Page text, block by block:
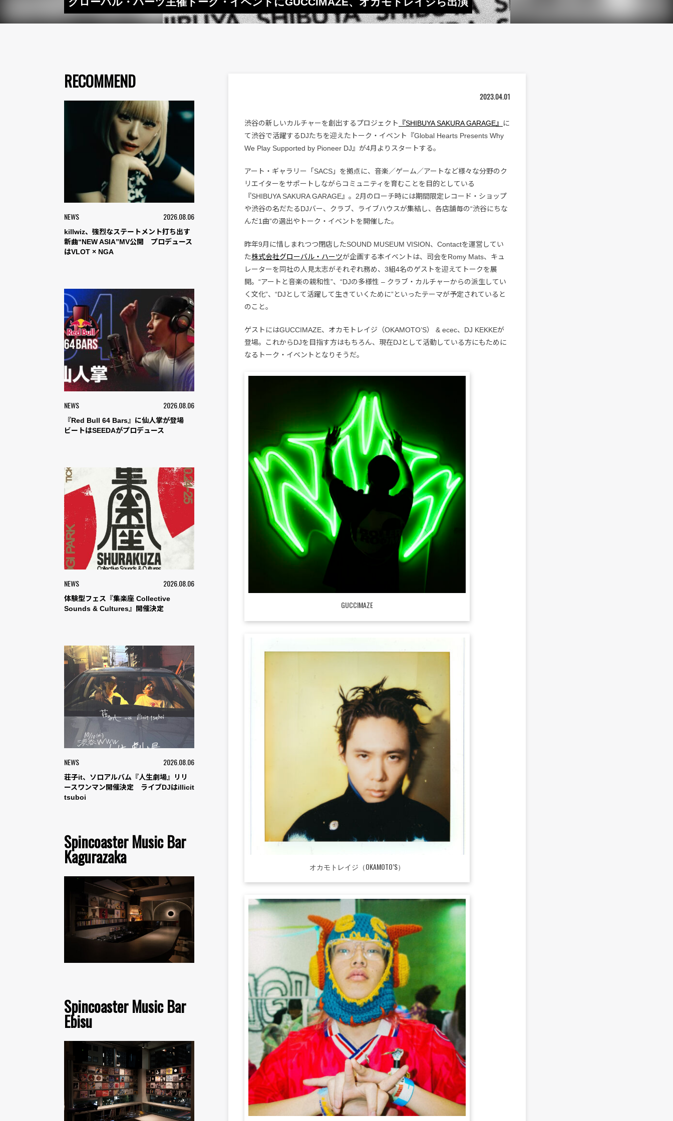
RECOMMEND
NEWS 2026.08.06
killwiz、強烈なステートメント打ち出す
新曲“NEW ASIA”MV公開 プロデュース
はVLOT × NGA
NEWS 2026.08.06
『Red Bull 64 Bars』に仙人掌が登場
ビートはSEEDAがプロデュース
NEWS 2026.08.06
体験型フェス『集楽座 Collective
Sounds & Cultures』開催決定
NEWS 2026.08.06
荘子it、ソロアルバム『人生劇場』リリ
ースワンマン開催決定 ライブDJはillicit
tsuboi
Spincoaster Music Bar
Kagurazaka
Spincoaster Music Bar
Ebisu
2023.04.01
渋谷の新しいカルチャーを創出するプロジェクト 『SHIBUYA SAKURA GARAGE』
に
て渋谷で活躍するDJたちを迎えたトーク・イベント『Global Hearts Presents Why
We Play Supported by Pioneer DJ』が4月よりスタートする。
アート・ギャラリー「SACS」を拠点に、音楽／ゲーム／アートなど様々な分野のク
リエイターをサポートしながらコミュニティを育むことを目的としている
『SHIBUYA SAKURA GARAGE』。2月のローチ時には期間限定レコード・ショップ
や渋谷の名だたるDJバー、クラブ、ライブハウスが集結し、各店舗毎の“渋谷にちな
んだ1曲”の選出やトーク・イベントを開催した。
昨年9月に惜しまれつつ閉店したSOUND MUSEUM VISION、Contactを運営してい
た株式会社グローバル・ハーツが企画する本イベントは、司会をRomy Mats、キュ
レーターを同社の人見太志がそれぞれ務め、3組4名のゲストを迎えてトークを展
開。“アートと音楽の親和性”、“DJの多様性 – クラブ・カルチャーからの派生してい
く文化”、“DJとして活躍して生きていくために”といったテーマが予定されていると
のこと。
ゲストにはGUCCIMAZE、オカモトレイジ（OKAMOTO’S） & ecec、DJ KEKKEが
登場。これからDJを目指す方はもちろん、現在DJとして活動している方にもために
なるトーク・イベントとなりそうだ。
GUCCIMAZE
オカモトレイジ（OKAMOTO’S）